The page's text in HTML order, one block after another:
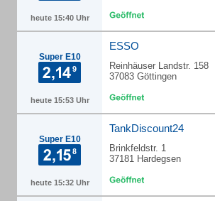
heute 15:40 Uhr
Super E10
heute 15:53 Uhr
ESSO
Reinhäuser Landstr. 158
37083 Göttingen
Super E10
heute 15:32 Uhr
TankDiscount24
Brinkfeldstr. 1
37181 Hardegsen